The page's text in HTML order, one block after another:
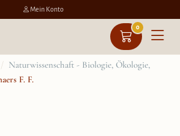
Mein Konto
0
/ Naturwissenschaft - Biologie, Ökologie,
F. F.